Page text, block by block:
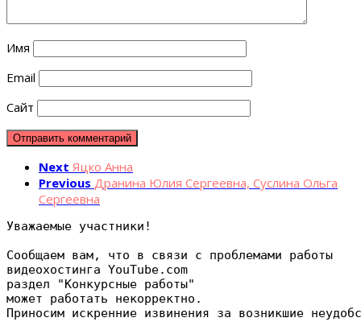
Имя
Email
Сайт
Next Яцко Анна
Previous Дранина Юлия Сергеевна, Суслина Ольга
Сергеевна
Уважаемые участники!
Сообщаем вам, что в связи с проблемами работы
видеохостинга YouTube.com
раздел "Конкурсные работы"
может работать некорректно.
Приносим искренние извинения за возникшие